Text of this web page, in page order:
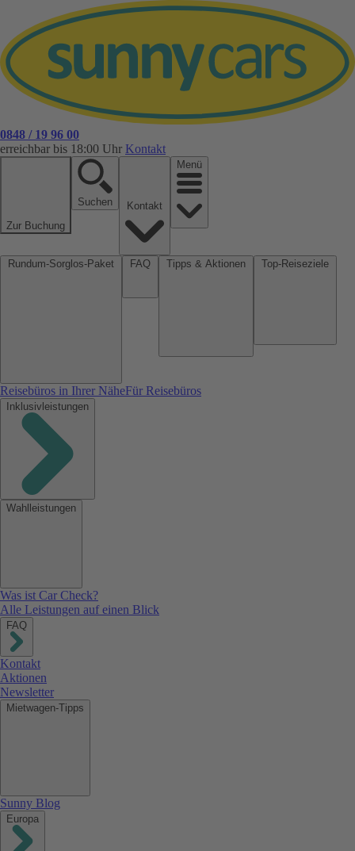
0848 / 19 96 00
erreichbar bis 18:00 Uhr Kontakt
Zur Buchung
Suchen
Menü
Reisebüros in Ihrer NäheFür Reisebüros
Inklusivleistungen
Wahlleistungen
Was ist Car Check?
Alle Leistungen auf einen Blick
FAQ
Kontakt
Aktionen
Newsletter
Mietwagen-Tipps
Sunny Blog
Europa